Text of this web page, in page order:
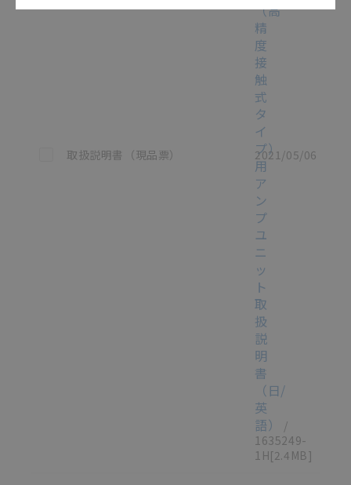
この資料を選択
取扱説明書（現品票）
（高
精
度
接
触
式
タ
イ
プ）
用
ア
ン
プ
ユ
ニ
ッ
ト
取
扱
説
明
書
（日/
英
語）
/
1635249-
1H[2.4MB]
2021/05/06